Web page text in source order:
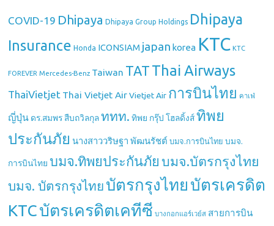
COVID-19 Dhipaya Dhipaya Group Holdings Dhipaya
Insurance Honda ICONSIAM japan korea KTC KTC
FOREVER Mercedes-Benz Taiwan TAT Thai Airways
ThaiVietjet Thai Vietjet Air Vietjet Air การบินไทย คาเฟ่
ญี่ปุ่น ดร.สมพร สืบถวิลกุล ททท. ทิพย กรุ๊ป โฮลดิ้งส์ ทิพย
ประกันภัย นางสาววริษฐา พัฒนรัชต์ บมจ.การบินไทย บมจ.
การบินไทย บมจ.ทิพยประกันภัย บมจ.บัตรกรุงไทย
บมจ. บัตรกรุงไทย บัตรกรุงไทย บัตรเครดิต
KTCบัตรเครดิตเคทีซี บางกอกแอร์เวย์ส สายการบิน